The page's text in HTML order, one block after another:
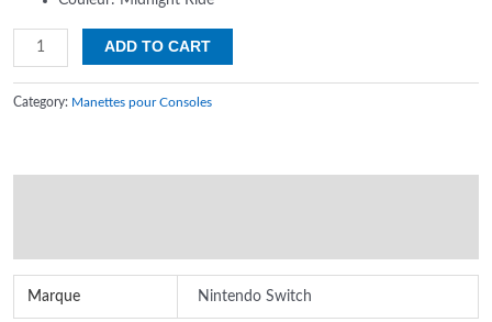
Manette
Nintendo
Switch
quantity
ADD TO CART
Category: Manettes pour Consoles
Marque Nintendo Switch